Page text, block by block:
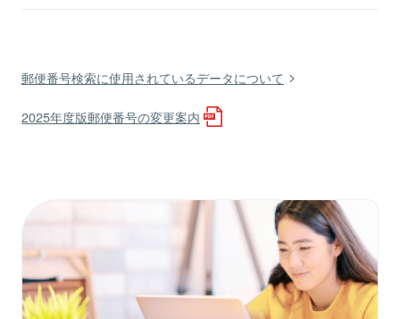
郵便番号検索に使用されているデータについて
2025年度版郵便番号の変更案内